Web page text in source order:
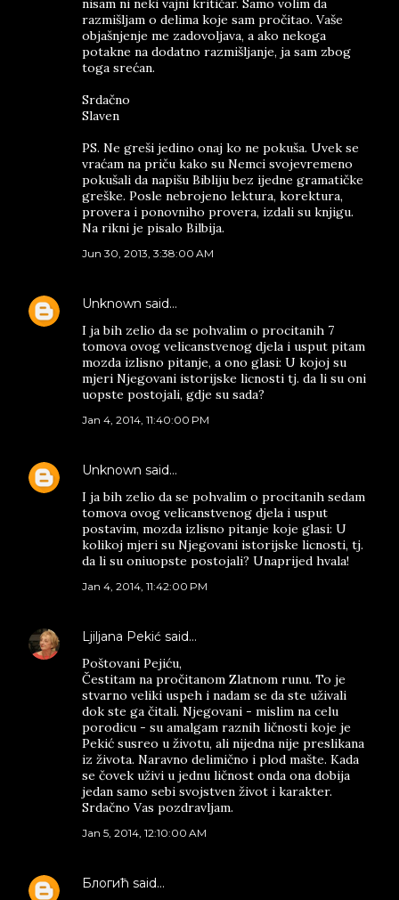
nisam ni neki vajni kritičar. Samo volim da
razmišljam o delima koje sam pročitao. Vaše
objašnjenje me zadovoljava, a ako nekoga
potakne na dodatno razmišljanje, ja sam zbog
toga srećan.
Srdačno
Slaven
PS. Ne greši jedino onaj ko ne pokuša. Uvek se
vraćam na priču kako su Nemci svojevremeno
pokušali da napišu Bibliju bez ijedne gramatičke
greške. Posle nebrojeno lektura, korektura,
provera i ponovniho provera, izdali su knjigu.
Na rikni je pisalo Bilbija.
Jun 30, 2013, 3:38:00 AM
Unknown said…
I ja bih zelio da se pohvalim o procitanih 7
tomova ovog velicanstvenog djela i usput pitam
mozda izlisno pitanje, a ono glasi: U kojoj su
mjeri Njegovani istorijske licnosti tj. da li su oni
uopste postojali, gdje su sada?
Jan 4, 2014, 11:40:00 PM
Unknown said…
I ja bih zelio da se pohvalim o procitanih sedam
tomova ovog velicanstvenog djela i usput
postavim, mozda izlisno pitanje koje glasi: U
kolikoj mjeri su Njegovani istorijske licnosti, tj.
da li su oniuopste postojali? Unaprijed hvala!
Jan 4, 2014, 11:42:00 PM
Ljiljana Pekić said…
Poštovani Pejiću,
Čestitam na pročitanom Zlatnom runu. To je
stvarno veliki uspeh i nadam se da ste uživali
dok ste ga čitali. Njegovani - mislim na celu
porodicu - su amalgam raznih ličnosti koje je
Pekić susreo u životu, ali nijedna nije preslikana
iz života. Naravno delimično i plod mašte. Kada
se čovek uživi u jednu ličnost onda ona dobija
jedan samo sebi svojstven život i karakter.
Srdačno Vas pozdravljam.
Jan 5, 2014, 12:10:00 AM
Блогић said…